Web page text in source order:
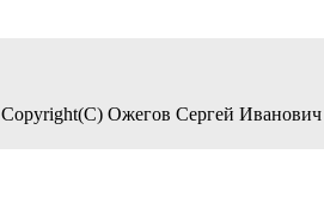
Copyright(C) Ожегов Сергей Иванович